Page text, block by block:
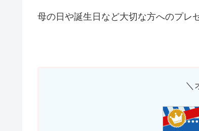
母の日や誕生日など大切な方へのプレ
＼